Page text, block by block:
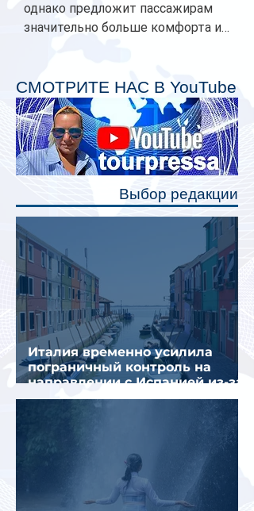
однако предложит пассажирам
значительно больше комфорта и
планируется начать в 2027 году.
Одним из главных нововведений
станут индивидуальные шторки у
каждого спального места. Они
позволят пассажирам закрыть свою
полку во время сна или отдыха,
СМОТРИТЕ НАС В YouTube
Выбор редакции
Италия временно усилила
пограничный контроль на
направлении с Испанией из-за
миграционного кризиса